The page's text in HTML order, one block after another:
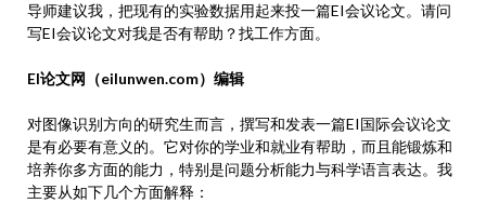
导师建议我，把现有的实验数据用起来投一篇EI会议论文。请问
写EI会议论文对我是否有帮助？找工作方面。
EI论文网（eilunwen.com）编辑
对图像识别方向的研究生而言，撰写和发表一篇EI国际会议论文
是有必要有意义的。它对你的学业和就业有帮助，而且能锻炼和
培养你多方面的能力，特别是问题分析能力与科学语言表达。我
主要从如下几个方面解释：